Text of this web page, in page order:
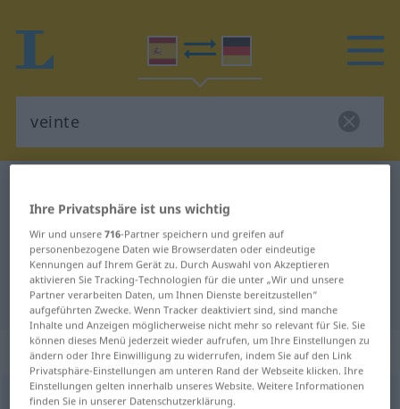
Spanisch-Deutsch Übersetzung für
"veinte"
"veinte" Deutsch Übersetzung
„veinte“: numeral
veinte [ˈbɛĭnte]num
Ihre Privatsphäre ist uns wichtig
Wir und unsere716-Partner speichern und greifen auf
personenbezogene Daten wie Browserdaten oder eindeutige
Kennungen auf Ihrem Gerät zu. Durch Auswahl von Akzeptieren
aktivieren Sie Tracking-Technologien für die unter „Wir und unsere
Partner verarbeiten Daten, um Ihnen Dienste bereitzustellen“
aufgeführten Zwecke. Wenn Tracker deaktiviert sind, sind manche
Inhalte und Anzeigen möglicherweise nicht mehr so relevant für Sie. Sie
können dieses Menü jederzeit wieder aufrufen, um Ihre Einstellungen zu
ändern oder Ihre Einwilligung zu widerrufen, indem Sie auf den Link
Privatsphäre-Einstellungen am unteren Rand der Webseite klicken. Ihre
Einstellungen gelten innerhalb unseres Website. Weitere Informationen
finden Sie in unserer Datenschutzerklärung.